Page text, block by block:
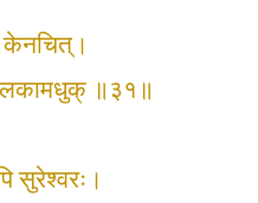
केनचित्।
॥३१॥
सुरेश्वरः।